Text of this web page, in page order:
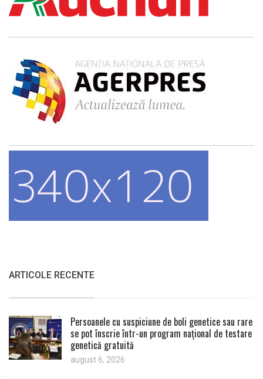
ARTICOLE RECENTE
Persoanele cu suspiciune de boli genetice sau rare
se pot înscrie într-un program național de testare
genetică gratuită
august 6, 2026